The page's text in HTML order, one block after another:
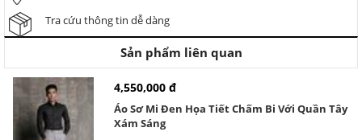
Tra cứu thông tin dễ dàng
Sản phẩm liên quan
4,550,000 đ
Áo Sơ Mi Đen Họa Tiết Chấm Bi Với Quần Tây
Xám Sáng